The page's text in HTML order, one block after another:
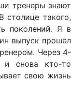
тренеры знают
столице такого,
поколений. Я в
выпуск прошел
Через 4-
снова кто-то
свою жизнь